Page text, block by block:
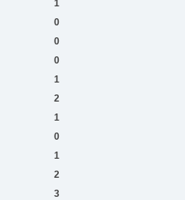
1
0
0
0
1
2
1
0
1
2
3